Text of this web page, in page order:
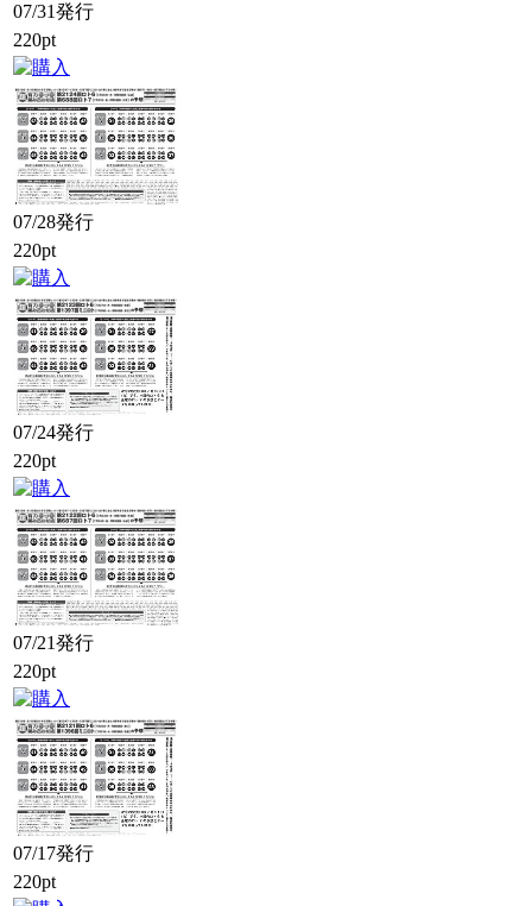
07/31発行
220pt
07/28発行
220pt
07/24発行
220pt
07/21発行
220pt
07/17発行
220pt